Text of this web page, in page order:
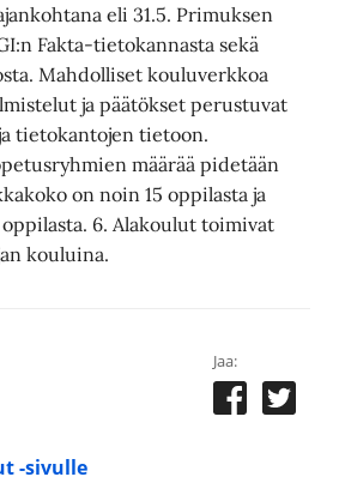
eli 31.5. Primuksen
Fakta-tietokannasta sekä
Mahdolliset kouluverkkoa
ja päätökset perustuvat
tietokantojen tietoon.
määrää pidetään
on noin 15 oppilasta ja
6. Alakoulut toimivat
kouluina.
Jaa:
-sivulle